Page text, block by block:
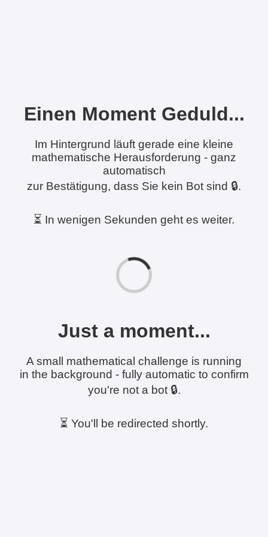
Einen Moment Geduld...
Im Hintergrund läuft gerade eine kleine
mathematische Herausforderung - ganz
automatisch
zur Bestätigung, dass Sie kein Bot sind 🔒.
⏳ In wenigen Sekunden geht es weiter.
Just a moment...
A small mathematical challenge is running
in the background - fully automatic to confirm
you're not a bot 🔒.
⏳ You'll be redirected shortly.